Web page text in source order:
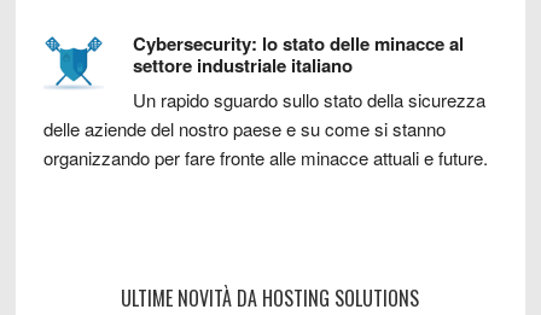
Cybersecurity: lo stato delle minacce al
settore industriale italiano
Un rapido sguardo sullo stato della sicurezza
delle aziende del nostro paese e su come si stanno
organizzando per fare fronte alle minacce attuali e future.
ULTIME NOVITÀ DA HOSTING SOLUTIONS